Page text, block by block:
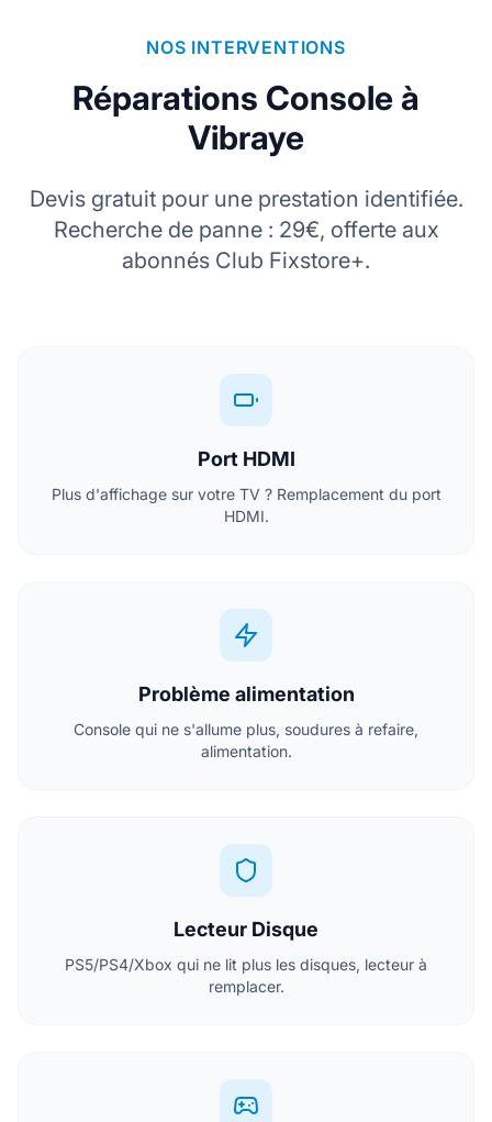
NOS INTERVENTIONS
Réparations Console à
Vibraye
Devis gratuit pour une prestation identifiée.
Recherche de panne : 29€, offerte aux
abonnés Club Fixstore+.
Port HDMI
Plus d'affichage sur votre TV ? Remplacement du port
HDMI.
Problème alimentation
Console qui ne s'allume plus, soudures à refaire,
alimentation.
Lecteur Disque
PS5/PS4/Xbox qui ne lit plus les disques, lecteur à
remplacer.